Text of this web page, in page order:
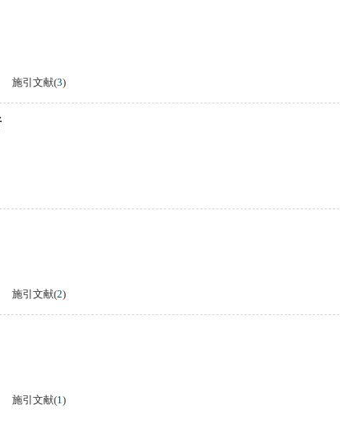
施引文献(3)
施引文献(2)
施引文献(1)